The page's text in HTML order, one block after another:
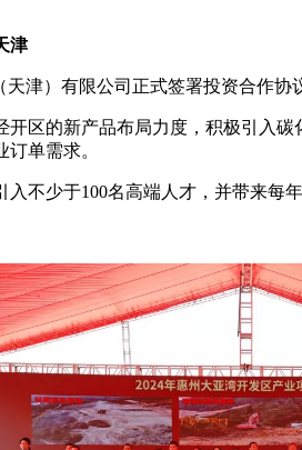
津
津）有限公司正式签署投资合作
区的新产品布局力度，积极引入
单需求。
不少于100名高端人才，并带来每